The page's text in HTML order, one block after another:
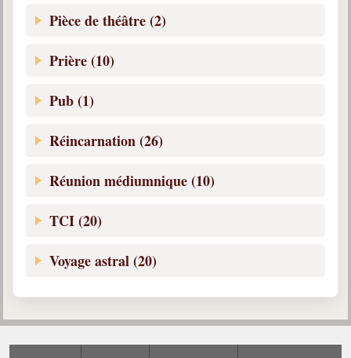
Pièce de théâtre (2)
Prière (10)
Pub (1)
Réincarnation (26)
Réunion médiumnique (10)
TCI (20)
Voyage astral (20)